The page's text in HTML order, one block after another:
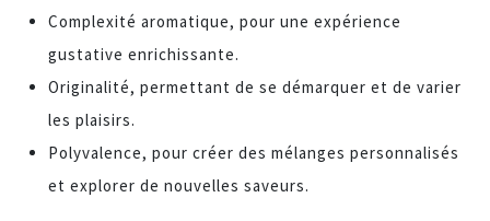
Complexité aromatique, pour une expérience
gustative enrichissante.
Originalité, permettant de se démarquer et de varier
les plaisirs.
Polyvalence, pour créer des mélanges personnalisés
et explorer de nouvelles saveurs.